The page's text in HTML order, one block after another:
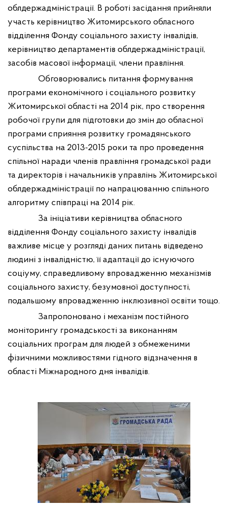
облдержадміністрації. В роботі засідання прийняли
участь керівництво Житомирського обласного
відділення Фонду соціального захисту інвалідів,
керівництво департаментів облдержадміністрації,
засобів масової інформації, члени правління.
Обговорювались питання формування
програми економічного і соціального розвитку
Житомирської області на 2014 рік, про створення
робочої групи для підготовки до змін до обласної
програми сприяння розвитку громадянського
суспільства на 2013-2015 роки та про проведення
спільної наради членів правління громадської ради
та директорів і начальників управлінь Житомирської
облдержадміністрації по напрацюванню спільного
алгоритму співпраці на 2014 рік.
За ініціативи керівництва обласного
відділення Фонду соціального захисту інвалідів
важливе місце у розгляді даних питань відведено
людині з інвалідністю, її адаптації до існуючого
соціуму, справедливому впровадженню механізмів
соціального захисту, безумовної доступності,
подальшому впровадженню інклюзивної освіти тощо.
Запропоновано і механізм постійного
моніторингу громадськості за виконанням
соціальних програм для людей з обмеженими
фізичними можливостями гідного відзначення в
області Міжнародного дня інвалідів.